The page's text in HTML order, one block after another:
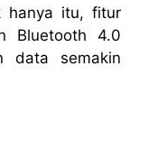
hanya itu, fitur
Bluetooth 4.0
data semakin